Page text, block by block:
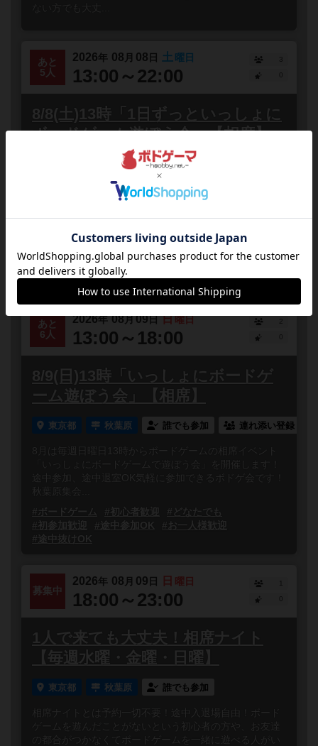
ない方でも大丈...
あと
5人
2026年 08 月 08 日 土 曜日
13:00～22:00
3
8/8(土)13時「1日ずっといっしょに
ボードゲーム遊ぼう会」【相席】
秋葉原 誰でも参加
8月8日(土)は夏休み特別イベントとして13時から22時ま
での長時間！昼から夜までの1日ずっと！ボードゲームの
相席イベント「1日ずっといっしょにボードゲームで遊ぼ
#ボードゲーム
#初心者歓迎
#どなたでも
#初参加歓迎
#途中参加OK
#お一人様歓迎
#途中抜けOK
あと
6人
2026年 08月09日 日曜日
13:00～18:00
2
8/9(日)13時「いっしょにボードゲ
ーム遊ぼう会」【相席】
東京都 秋葉原 誰でも参加 連れ添い登録
8月は毎週日曜日13時からボードゲームの相席イベント
「いっしょにボードゲームで遊ぼう会」を開催します！
途中参加、途中退室OK気軽に参加できるボドゲ会です！
秋葉原集会...
#ボードゲーム
#初心者歓迎
#どなたでも
#初参加歓迎
#途中参加OK
#お一人様歓迎
#途中抜けOK
募集中
2026年 08 月 09 日 日 曜日
18:00～23:00
1
1人で来ても大丈夫！相席ナイト
【毎週水曜・金曜・日曜】
東京都 秋葉原 誰でも参加
相席ナイトとは予約一切不要！途中入退場自由！ボード
ゲームを遊んだことがないという初心者の方や、お友達
の都合がつかなくてボードゲームを一緒に遊べる人がい